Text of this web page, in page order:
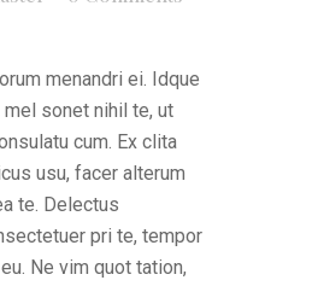
menandri ei. Idque
sonet nihil te, ut
cum. Ex clita
usu, facer alterum
te. Delectus
pri te, tempor
Ne vim quot tation,